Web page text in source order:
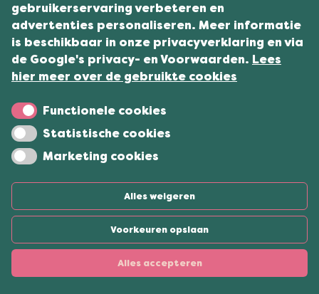
gebruikerservaring verbeteren en
advertenties personaliseren. Meer informatie
is beschikbaar in onze privacyverklaring en via
de Google's privacy- en Voorwaarden. Lees
hier meer over de gebruikte cookies
Functionele cookies
Statistische cookies
Marketing cookies
Alles weigeren
Voorkeuren opslaan
Alles accepteren